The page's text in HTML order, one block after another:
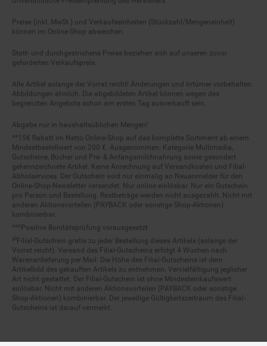
können im Online-Shop abweichen.
geforderten Verkaufspreis.
Abbildungen ähnlich. Die abgebildeten Artikel können wegen des
begrenzten Angebots schon am ersten Tag ausverkauft sein.
Mindestbestellwert von 200 €. Ausgenommen: Kategorie Multimedia,
Gutscheine, Bücher und Pre- & Anfangsmilchnahrung sowie gesondert
gekennzeichnete Artikel. Keine Anrechnung auf Versandkosten und Filial-
Abholservices. Der Gutschein wird nur einmalig an Neuanmelder für den
Online-Shop-Newsletter versendet. Nur online einlösbar. Nur ein Gutschein
pro Person und Bestellung. Restbeträge werden nicht ausgezahlt. Nicht mit
anderen Aktionsvorteilen (PAYBACK oder sonstige Shop-Aktionen)
kombinierbar.
²⁰Filial-Gutschein gratis zu jeder Bestellung dieses Artikels (solange der
Vorrat reicht). Versand des Filial-Gutscheins erfolgt 4 Wochen nach
Warenanlieferung per Mail. Die Höhe des Filial-Gutscheins ist dem
Artikelbild des gekauften Artikels zu entnehmen. Vervielfältigung jeglicher
Art nicht gestattet. Der Filial-Gutschein ist ohne Mindesteinkaufswert
einlösbar. Nicht mit anderen Aktionsvorteilen (PAYBACK oder sonstige
Shop-Aktionen) kombinierbar. Der jeweilige Gültigkeitszeitraum des Filial-
Gutscheins ist darauf vermerkt.